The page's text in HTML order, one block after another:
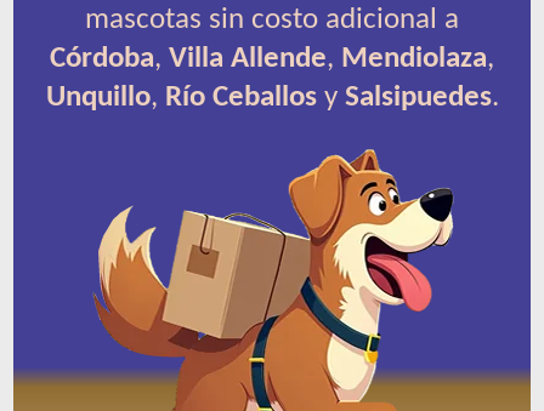
mascotas sin costo adicional a
Córdoba, Villa Allende, Mendiolaza,
Unquillo, Río Ceballosy Salsipuedes.